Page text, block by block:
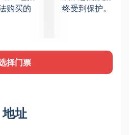
票價格
們網站上體育宮的電子座位
《灰姑娘》演出門票
Navka的灰姑娘表演門
址，選擇座位並付款。門票將
购买的
终受到保护。
择门票
地址